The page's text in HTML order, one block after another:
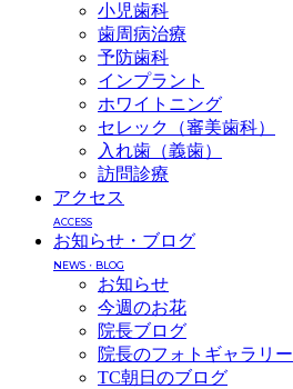
小児歯科
歯周病治療
予防歯科
インプラント
ホワイトニング
セレック（審美歯科）
入れ歯（義歯）
訪問診療
アクセス
ACCESS
お知らせ・ブログ
NEWS・BLOG
お知らせ
今週のお花
院長ブログ
院長のフォトギャラリー
TC朝日のブログ